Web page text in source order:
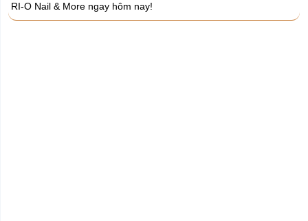
RI-O Nail & More ngay hôm nay!